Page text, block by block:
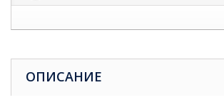
ОПИСАНИЕ